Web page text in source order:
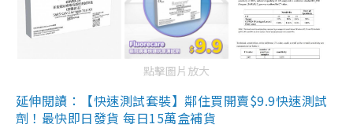
點擊圖片放大
延伸閱讀：【快速測試套裝】鄰住買開賣$9.9快速測試
劑！最快即日發貨 每日15萬盒補貨